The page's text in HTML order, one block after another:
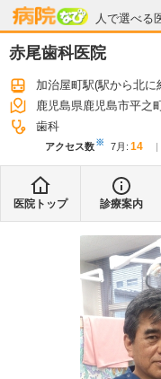
人で選べる
病院なび
赤尾歯科医院
加治屋町駅(駅から北に
鹿児島県鹿児島市平之
歯科
アクセス数※ 7月 : 14
医院トップ 診療案内